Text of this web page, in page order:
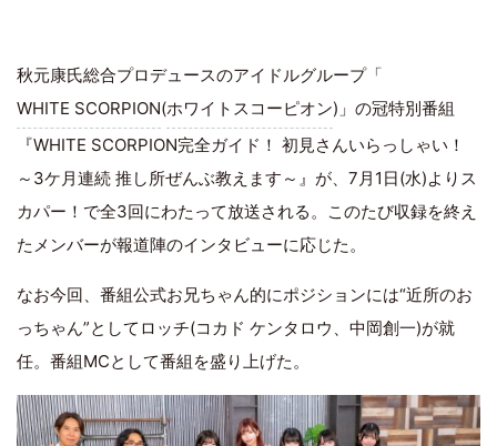
秋元康氏総合プロデュースのアイドルグループ「
WHITE SCORPION(ホワイトスコーピオン)」の冠特別番組
『WHITE SCORPION完全ガイド！ 初見さんいらっしゃい！
～3ケ月連続 推し所ぜんぶ教えます～』が、7月1日(水)よりス
カパー！で全3回にわたって放送される。このたび収録を終え
たメンバーが報道陣のインタビューに応じた。
なお今回、番組公式お兄ちゃん的にポジションには“近所のお
っちゃん”としてロッチ(コカド ケンタロウ、中岡創一)が就
任。番組MCとして番組を盛り上げた。